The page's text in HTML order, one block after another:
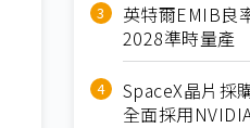
英特爾EMIB良
2028準時量產
SpaceX晶片
全面採用